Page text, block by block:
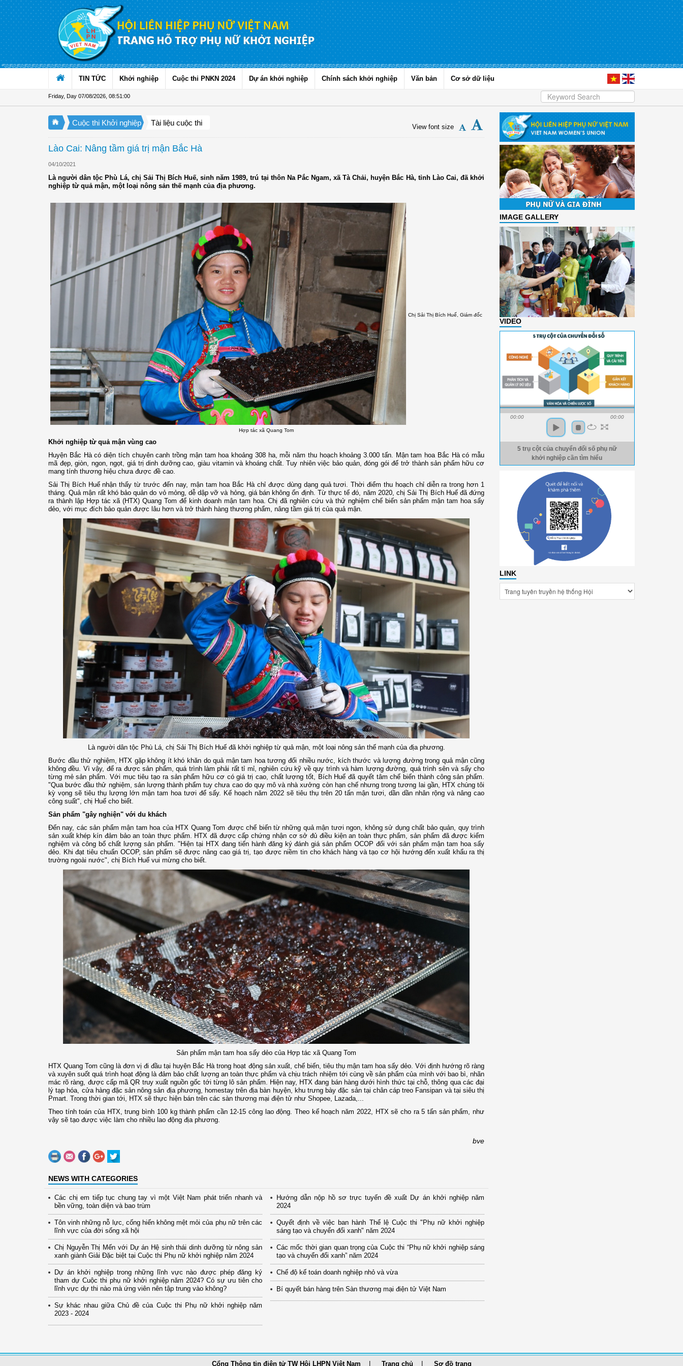
Skip to Content
TIN TỨC Khởi nghiệp Cuộc thi PNKN 2024 Dự án khởi nghiệp Chính sách khởi nghiệp Văn bản Cơ sở dữ liệu
Friday, Day 07/08/2026 08:51:01
Cuộc thi Khởi nghiệp Tài liệu cuộc thi View font size
Lào Cai: Nâng tầm giá trị mận Bắc Hà
04/10/2021
Là người dân tộc Phù Lá, chị Sải Thị Bích Huế, sinh năm 1989, trú tại thôn Na Pắc Ngam, xã Tà Chải, huyện Bắc Hà, tỉnh Lào Cai, đã khởi
nghiệp từ quả mận, một loại nông sản thế mạnh của địa phương.
Chị Sải Thị Bích Huế, Giám đốc
Hợp tác xã Quang Tom
Khởi nghiệp từ quả mận vùng cao
Huyện Bắc Hà có diện tích chuyên canh trồng mận tam hoa khoảng 308 ha, mỗi năm thu hoạch khoảng 3.000 tấn. Mận tam hoa Bắc Hà có mẫu
mã đẹp, giòn, ngon, ngọt, giá trị dinh dưỡng cao, giàu vitamin và khoáng chất. Tuy nhiên việc bảo quản, đóng gói để trở thành sản phẩm hữu cơ
mang tính thương hiệu chưa được đề cao.
Sải Thị Bích Huế nhận thấy từ trước đến nay, mận tam hoa Bắc Hà chỉ được dùng dạng quả tươi. Thời điểm thu hoạch chỉ diễn ra trong hơn 1
tháng. Quả mận rất khó bảo quản do vỏ mỏng, dễ dập vỡ và hỏng, giá bán không ổn định. Từ thực tế đó, năm 2020, chị Sải Thị Bích Huế đã đứng
ra thành lập Hợp tác xã (HTX) Quang Tom để kinh doanh mận tam hoa. Chị đã nghiên cứu và thử nghiệm chế biến sản phẩm mận tam hoa sấy
dẻo, với mục đích bảo quản được lâu hơn và trở thành hàng thương phẩm, nâng tầm giá trị của quả mận.
Là người dân tộc Phù Lá, chị Sải Thị Bích Huế đã khởi nghiệp từ quả mận, một loại nông sản thế mạnh của địa phương.
Bước đầu thử nghiệm, HTX gặp không ít khó khăn do quả mận tam hoa tương đối nhiều nước, kích thước và lượng đường trong quả mận cũng
không đều. Vì vậy, để ra được sản phẩm, quá trình làm phải rất tỉ mỉ, nghiên cứu kỹ về quy trình và hàm lượng đường, quá trình sên và sấy cho
từng mẻ sản phẩm. Với mục tiêu tạo ra sản phẩm hữu cơ có giá trị cao, chất lượng tốt, Bích Huế đã quyết tâm chế biến thành công sản phẩm.
"Qua bước đầu thử nghiệm, sản lượng thành phẩm tuy chưa cao do quy mô và nhà xưởng còn hạn chế nhưng trong tương lai gần, HTX chúng tôi
kỳ vọng sẽ tiêu thụ lượng lớn mận tam hoa tươi để sấy. Kế hoạch năm 2022 sẽ tiêu thụ trên 20 tấn mận tươi, dần dần nhân rộng và nâng cao
công suất", chị Huế cho biết.
Sản phẩm "gây nghiện" với du khách
Đến nay, các sản phẩm mận tam hoa của HTX Quang Tom được chế biến từ những quả mận tươi ngon, không sử dụng chất bảo quản, quy trình
sản xuất khép kín đảm bảo an toàn thực phẩm. HTX đã được cấp chứng nhận cơ sở đủ điều kiện an toàn thực phẩm, sản phẩm đã được kiểm
nghiệm và công bố chất lượng sản phẩm. "Hiện tại HTX đang tiến hành đăng ký đánh giá sản phẩm OCOP đối với sản phẩm mận tam hoa sấy
dẻo. Khi đạt tiêu chuẩn OCOP, sản phẩm sẽ được nâng cao giá trị, tạo được niềm tin cho khách hàng và tạo cơ hội hướng đến xuất khẩu ra thị
trường ngoài nước", chị Bích Huế vui mừng cho biết.
Sản phẩm mận tam hoa sấy dẻo của Hợp tác xã Quang Tom
HTX Quang Tom cũng là đơn vị đi đầu tại huyện Bắc Hà trong hoạt động sản xuất, chế biến, tiêu thụ mận tam hoa sấy dẻo. Với định hướng rõ ràng
và xuyên suốt quá trình hoạt động là đảm bảo chất lượng an toàn thực phẩm và chịu trách nhiệm tới cùng về sản phẩm của mình với bao bì, nhãn
mác rõ ràng, được cấp mã QR truy xuất nguồn gốc tới từng lô sản phẩm. Hiện nay, HTX đang bán hàng dưới hình thức tại chỗ, thông qua các đại
lý tạp hóa, cửa hàng đặc sản nông sản địa phương, homestay trên địa bàn huyện, khu trưng bày đặc sản tại chân cáp treo Fansipan và tại siêu thị
Pmart. Trong thời gian tới, HTX sẽ thực hiện bán trên các sàn thương mại điện tử như Shopee, Lazada,...
Theo tính toán của HTX, trung bình 100 kg thành phẩm cần 12-15 công lao động. Theo kế hoạch năm 2022, HTX sẽ cho ra 5 tấn sản phẩm, như
vậy sẽ tạo được việc làm cho nhiều lao động địa phương.
bve
NEWS WITH CATEGORIES
Các chị em tiếp tục chung tay vì một Việt Nam phát triển nhanh và
bền vững, toàn diện và bao trùm
Tôn vinh những nỗ lực, cống hiến không mệt mỏi của phụ nữ trên các
lĩnh vực của đời sống xã hội
Chị Nguyễn Thị Mến với Dự án Hệ sinh thái dinh dưỡng từ nông sản
xanh giành Giải Đặc biệt tại Cuộc thi Phụ nữ khởi nghiệp năm 2024
Dự án khởi nghiệp trong những lĩnh vực nào được phép đăng ký
tham dự Cuộc thi phụ nữ khởi nghiệp năm 2024? Có sự ưu tiên cho
lĩnh vực dự thi nào mà ứng viên nên tập trung vào không?
Sự khác nhau giữa Chủ đề của Cuộc thi Phụ nữ khởi nghiệp năm
2023 - 2024
Hướng dẫn nộp hồ sơ trực tuyến đề xuất Dự án khởi nghiệp năm
2024
Quyết định về việc ban hành Thể lệ Cuộc thi "Phụ nữ khởi nghiệp
sáng tạo và chuyển đổi xanh" năm 2024
Các mốc thời gian quan trọng của Cuộc thi “Phụ nữ khởi nghiệp sáng
tạo và chuyển đổi xanh” năm 2024
Chế độ kế toán doanh nghiệp nhỏ và vừa
Bí quyết bán hàng trên Sàn thương mại điện tử Việt Nam
IMAGE GALLERY
VIDEO
00:00 00:00
5 trụ cột của chuyển đổi số phụ nữ
khởi nghiệp cần tìm hiểu
LINK
Cổng Thông tin điện tử TW Hội LHPN Việt Nam Trang chủ Sơ đồ trang